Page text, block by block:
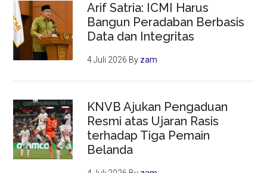
Arif Satria: ICMI Harus
Bangun Peradaban Berbasis
Data dan Integritas
4 Juli 2026 By zam
KNVB Ajukan Pengaduan
Resmi atas Ujaran Rasis
terhadap Tiga Pemain
Belanda